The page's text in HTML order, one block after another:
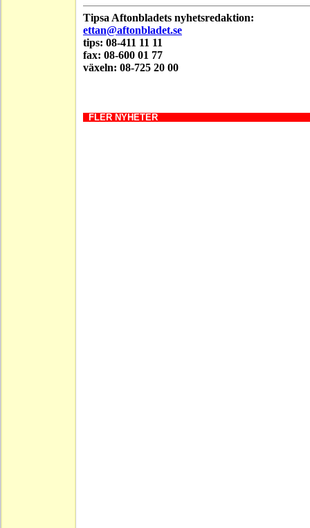
Tipsa Aftonbladets nyhetsredaktion:
ettan@aftonbladet.se
tips: 08-411 11 11
fax: 08-600 01 77
växeln: 08-725 20 00
FLER NYHETER